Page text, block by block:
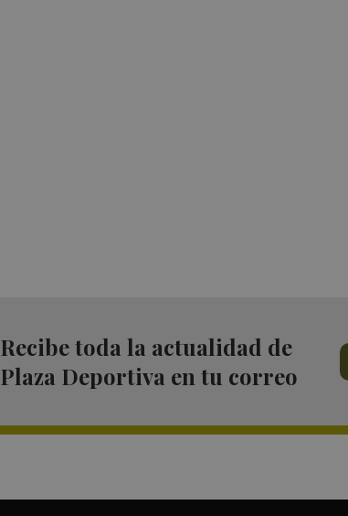
Recibe toda la actualidad de
Plaza Deportiva en tu correo